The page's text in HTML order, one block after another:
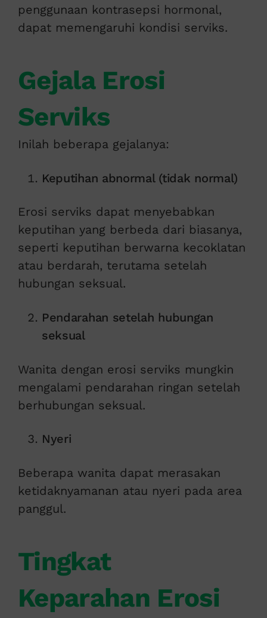
penggunaan kontrasepsi hormonal,
dapat memengaruhi kondisi serviks.
Gejala Erosi
Serviks
Inilah beberapa gejalanya:
Keputihan abnormal (tidak normal)
Erosi serviks dapat menyebabkan
keputihan yang berbeda dari biasanya,
seperti keputihan berwarna kecoklatan
atau berdarah, terutama setelah
hubungan seksual.
Pendarahan setelah hubungan
seksual
Wanita dengan erosi serviks mungkin
mengalami pendarahan ringan setelah
berhubungan seksual.
Nyeri
Beberapa wanita dapat merasakan
ketidaknyamanan atau nyeri pada area
panggul.
Tingkat
Keparahan Erosi